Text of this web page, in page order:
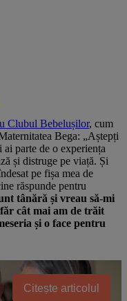
Clubul Bebelușilor, cum
Bega: „Aștepți
parte de o experiența
și distruge pe viață. Și
pe fișa mea de
răspunde pentru
tânără și vreau să-mi
cât mai am de trăit
și o face pentru
Citește articolul